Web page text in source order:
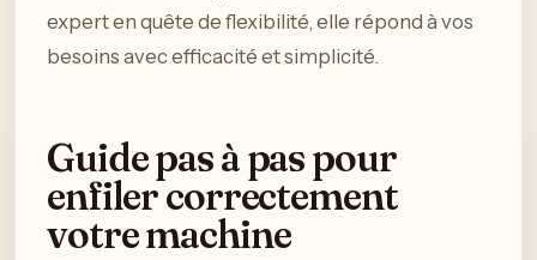
expert en quête de flexibilité, elle répond à vos
besoins avec efficacité et simplicité.
Guide pas à pas pour
enfiler correctement
votre machine